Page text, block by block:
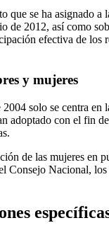
que se ha asignado
de 2012, así como
efectiva de los
y mujeres
solo se centra
adoptado con el fin
de las mujeres en
Consejo Nacional,